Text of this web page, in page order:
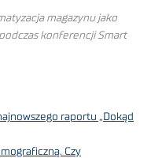
magazynu jako
konferencji Smart
raportu „Dokąd
Czy